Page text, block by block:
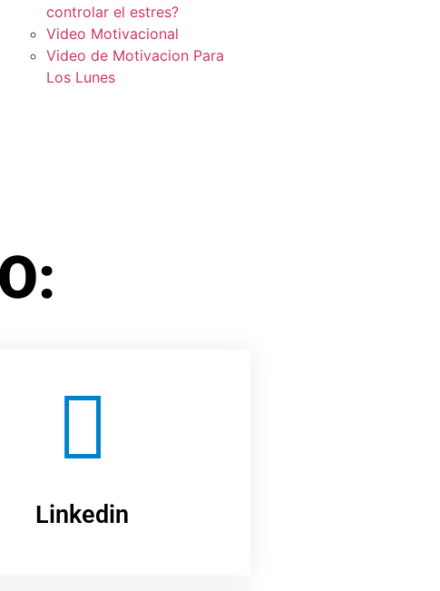
controlar el estres?
Video Motivacional
Video de Motivacion Para
Los Lunes
Linkedin